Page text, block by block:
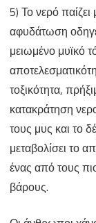
5) Το νερό
αφυδάτωση
μειωμένο μυϊκό
τοξικότητα,
κατακράτηση
τους μυς και το
μεταβολίσει το
ένας από τους
βάρους.